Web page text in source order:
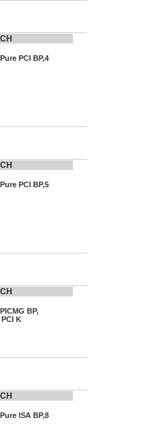
PCI BP,4
PCI BP,5
BP,
PCI K
ISA BP,8